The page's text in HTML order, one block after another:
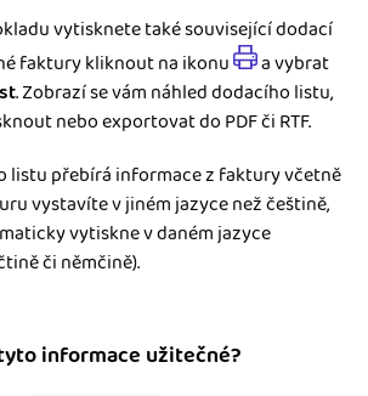
vytisknete také související dodací
faktury kliknout na ikonu
a vybrat
. Zobrazí se vám náhled dodacího listu,
nebo exportovat do PDF či RTF.
listu přebírá informace z faktury včetně
vystavíte v jiném jazyce než češtině,
vytiskne v daném jazyce
či němčině).
informace užitečné?